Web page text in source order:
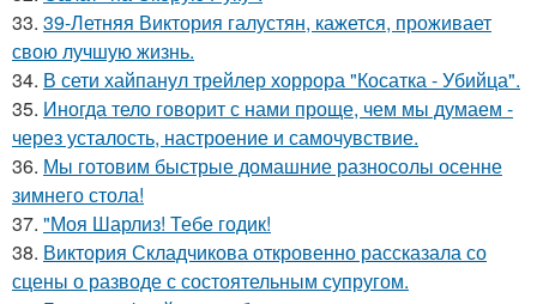
33. 39-Летняя Виктория галустян, кажется, проживает
свою лучшую жизнь.
34. В сети хайпанул трейлер хоррора "Косатка - Убийца".
35. Иногда тело говорит с нами проще, чем мы думаем -
через усталость, настроение и самочувствие.
36. Мы готовим быстрые домашние разносолы осенне
зимнего стола!
37. "Моя Шарлиз! Тебе годик!
38. Виктория Складчикова откровенно рассказала со
сцены о разводе с состоятельным супругом.